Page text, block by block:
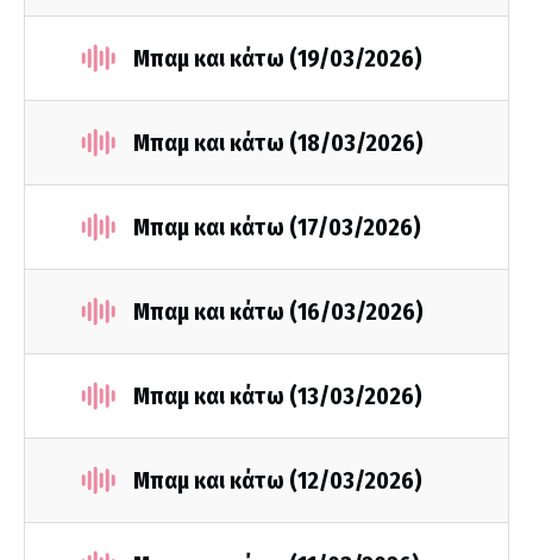
Μπαμ και κάτω (19/03/2026)
Μπαμ και κάτω (18/03/2026)
Μπαμ και κάτω (17/03/2026)
Μπαμ και κάτω (16/03/2026)
Μπαμ και κάτω (13/03/2026)
Μπαμ και κάτω (12/03/2026)